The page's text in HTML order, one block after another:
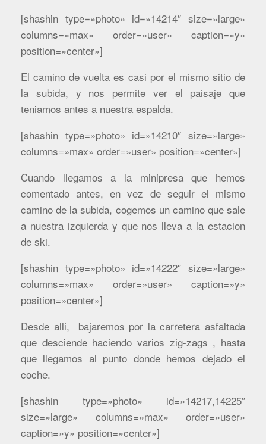
[shashin type=»photo» id=»14214″ size=»large»
columns=»max» order=»user» caption=»y»
position=»center»]
El camino de vuelta es casi por el mismo sitio de
la subida, y nos permite ver el paisaje que
teniamos antes a nuestra espalda.
[shashin type=»photo» id=»14210″ size=»large»
columns=»max» order=»user» position=»center»]
Cuando llegamos a la minipresa que hemos
comentado antes, en vez de seguir el mismo
camino de la subida, cogemos un camino que sale
a nuestra izquierda y que nos lleva a la estacion
de ski.
[shashin type=»photo» id=»14222″ size=»large»
columns=»max» order=»user» caption=»y»
position=»center»]
Desde alli, bajaremos por la carretera asfaltada
que desciende haciendo varios zig-zags , hasta
que llegamos al punto donde hemos dejado el
coche.
[shashin type=»photo» id=»14217,14225″
size=»large» columns=»max» order=»user»
caption=»y» position=»center»]